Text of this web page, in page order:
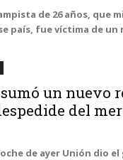
de 26 años, que
país, fue víctima de un
un nuevo
del
de ayer Unión dio el